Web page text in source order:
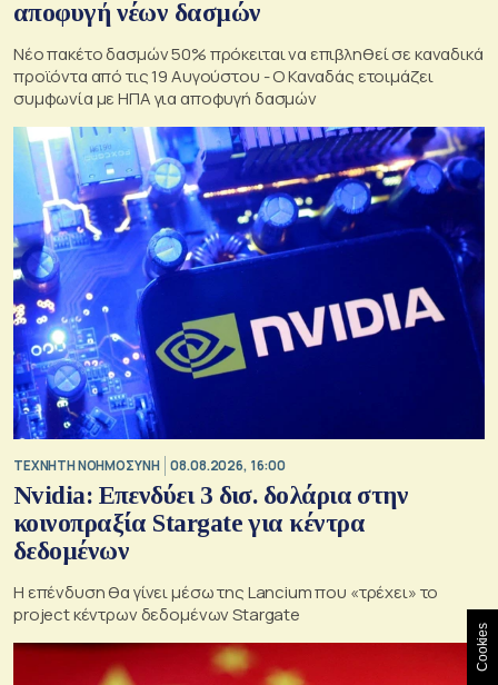
αποφυγή νέων δασμών
Νέο πακέτο δασμών 50% πρόκειται να επιβληθεί σε καναδικά
προϊόντα από τις 19 Αυγούστου - Ο Καναδάς ετοιμάζει
συμφωνία με ΗΠΑ για αποφυγή δασμών
TΕΧΝΗΤΗ ΝΟΗΜΟΣΥΝΗ 08.08.2026, 16:00
Nvidia: Επενδύει 3 δισ. δολάρια στην
κοινοπραξία Stargate για κέντρα
δεδομένων
Η επένδυση θα γίνει μέσω της Lancium που «τρέχει» το
project κέντρων δεδομένων Stargate
Cookies